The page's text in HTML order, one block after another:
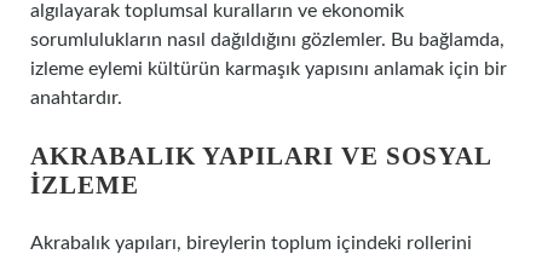
algılayarak toplumsal kuralların ve ekonomik
sorumlulukların nasıl dağıldığını gözlemler. Bu bağlamda,
izleme eylemi kültürün karmaşık yapısını anlamak için bir
anahtardır.
AKRABALIK YAPILARI VE SOSYAL
İZLEME
Akrabalık yapıları, bireylerin toplum içindeki rollerini